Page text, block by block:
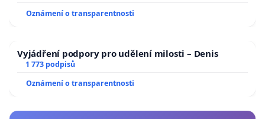
Oznámení o transparentnosti
Vyjádření podpory pro udělení milosti – Denis
1 773 podpisů
Oznámení o transparentnosti